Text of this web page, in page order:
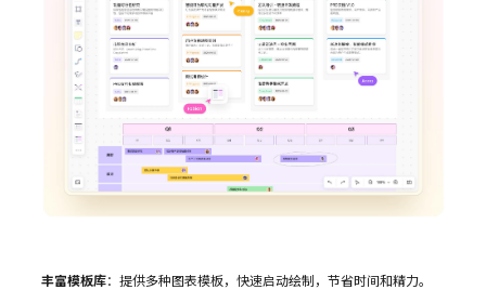
丰富模板库：提供多种图表模板，快速启动绘制，节省时间和精力。